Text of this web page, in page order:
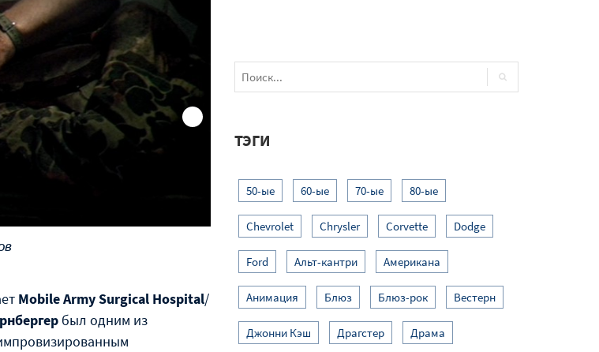
Mobile Army Surgical Hospital/
был одним из
ТЭГИ
50-ые 60-ые 70-ые 80-ые
Chevrolet Chrysler Corvette Dodge
Ford Альт-кантри Американа
Анимация Блюз Блюз-рок Вестерн
Джонни Кэш Драгстер Драма